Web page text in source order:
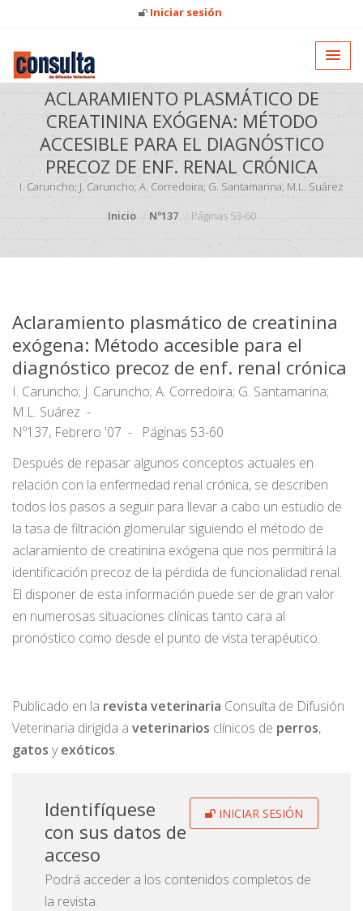
Iniciar sesión
ACLARAMIENTO PLASMÁTICO DE
CREATININA EXÓGENA: MÉTODO
ACCESIBLE PARA EL DIAGNÓSTICO
PRECOZ DE ENF. RENAL CRÓNICA
I. Caruncho; J. Caruncho; A. Corredoira; G. Santamarina; M.L. Suárez
Inicio
Nº137 Páginas 53-60
Aclaramiento plasmático de creatinina
exógena: Método accesible para el
diagnóstico precoz de enf. renal crónica
I. Caruncho; J. Caruncho; A. Corredoira; G. Santamarina;
M.L. Suárez
Nº137, Febrero '07
Páginas 53-60
Después de repasar algunos conceptos actuales en
relación con la enfermedad renal crónica, se describen
todos los pasos a seguir para llevar a cabo un estudio de
la tasa de filtración glomerular siguiendo el método de
aclaramiento de creatinina exógena que nos permitirá la
identificación precoz de la pérdida de funcionalidad renal.
El disponer de esta información puede ser de gran valor
en numerosas situaciones clínicas tanto cara al
pronóstico como desde el punto de vista terapéutico.
Publicado en la revista veterinaria Consulta de Difusión
Veterinaria dirigida a veterinarios clínicos de perros,
gatos yexóticos.
INICIAR SESIÓN
Identifíquese
con sus datos de
acceso
Podrá acceder a los contenidos completos de
la revista.